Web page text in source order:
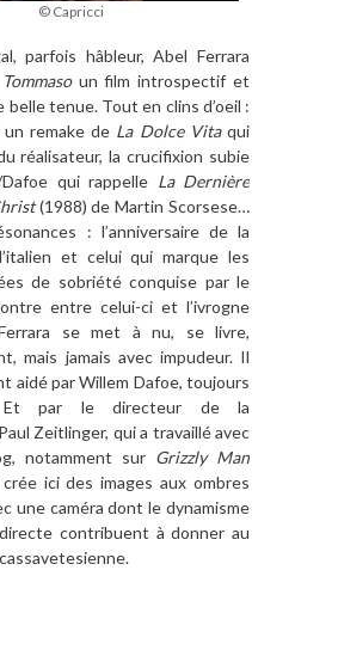
© Capricci
parfois hâbleur, Abel Ferrara
Tommasoun film introspectif et
tenue. Tout en clins d’oeil :
remake de La Dolce Vitaqui
réalisateur, la crucifixion subie
qui rappelle La Dernière
(1988) de Martin Scorsese…
: l’anniversaire de la
et celui qui marque les
de sobriété conquise par le
entre celui-ci et l’ivrogne
se met à nu, se livre,
mais jamais avec impudeur. Il
aidé par Willem Dafoe, toujours
Et par le directeur de la
Zeitlinger, qui a travaillé avec
notamment sur Grizzly Man
ici des images aux ombres
une caméra dont le dynamisme
contribuent à donner au